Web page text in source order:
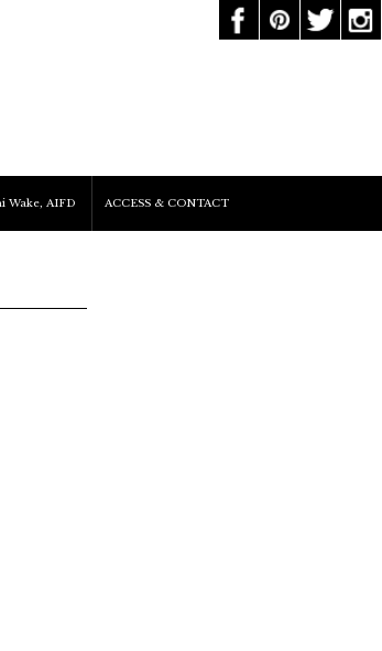
Wake, AIFD ACCESS & CONTACT